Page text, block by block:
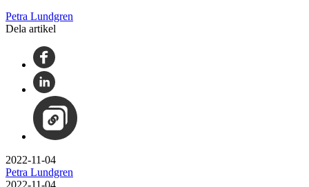
Petra Lundgren
Dela artikel
2022-11-04
Petra Lundgren